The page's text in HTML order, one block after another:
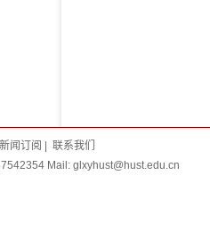
新闻订阅
联系我们
Mail: glxyhust@hust.edu.cn